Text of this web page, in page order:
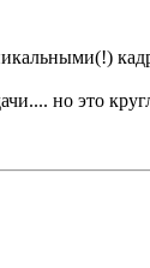
но это